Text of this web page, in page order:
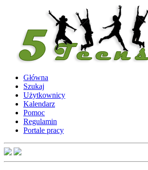
Główna
Szukaj
Użytkownicy
Kalendarz
Pomoc
Regulamin
Portale pracy